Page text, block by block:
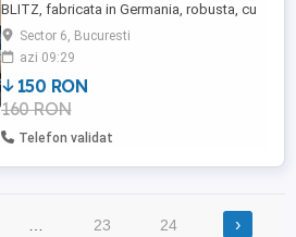
BLITZ, fabricata in Germania, robusta, cu
roti late potrivita pentru invatat
Sector 6, Bucuresti
azi 09:29
150 RON
160 RON
Telefon validat
23 24 ›